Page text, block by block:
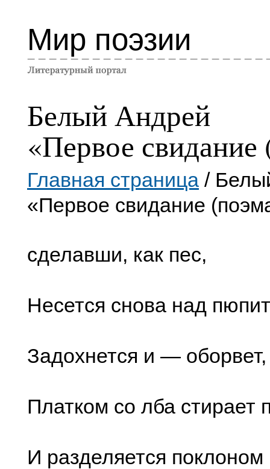
Мир поэзии
Белый Андрей
«Первое
Главная страница /
«Первое свидание
сделавши, как пес,
Несется снова над
Задохнется и — оборвет,
Платком со лба стирает
И разделяется поклоном